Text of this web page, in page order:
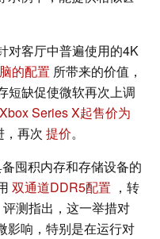
对客厅中普遍使用的4K
的配置 所带来的价值，
短缺促使微软再次上调
Xbox Series X起售价为
，再次 提价。
囤积内存和存储设备的
双通道DDR5配置 ，转
测指出，这一举措对
影响，特别是在运行对